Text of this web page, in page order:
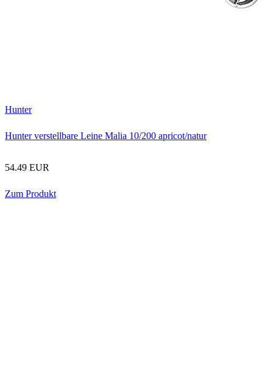
Hunter
Hunter verstellbare Leine Malia 10/200 apricot/natur
54.49 EUR
Zum Produkt